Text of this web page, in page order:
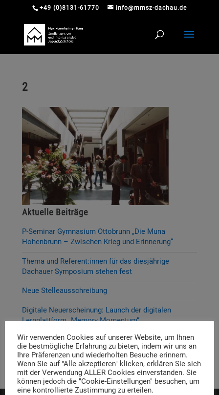
+49 (0)8131-61770 info@mmsz-dachau.de
2
Aktuelle Beiträge
P-Seminar Gymnasium Ottobrunn „Die Muna
Hohenbrunn – Zwischen Krieg und Erinnerung“
Thema und Referent:innen für das diesjährige
Dachauer Symposium stehen fest
Neue Stelleausschreibung
Digitale Neuerscheinung: Launch der digitalen
Lernplattform „Memory Momentum“
Call for Applications: Dachau Autumn School 2026 –
Erinnern. Forschen. Vermitteln.
Wir verwenden Cookies auf unserer Website, um Ihnen
die bestmögliche Erfahrung zu bieten, indem wir uns an
Ihre Präferenzen und wiederholten Besuche erinnern.
Wenn Sie auf "Alle akzeptieren" klicken, erklären Sie sich
mit der Verwendung ALLER Cookies einverstanden. Sie
können jedoch die "Cookie-Einstellungen" besuchen, um
eine kontrollierte Zustimmung zu erteilen.